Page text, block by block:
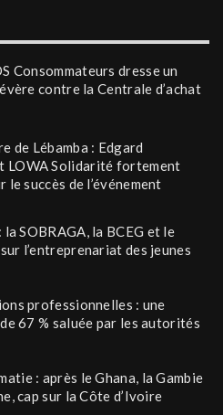
Consommateurs dresse un
contre la Centrale d’achat
de Lébamba : Edgard
LOWA Solidarité fortement
le succès de l’événement
SOBRAGA, la BCEG et le
l’entreprenariat des jeunes
professionnelles : une
67 % saluée par les autorités
: après le Ghana, la Gambie
cap sur la Côte d’Ivoire